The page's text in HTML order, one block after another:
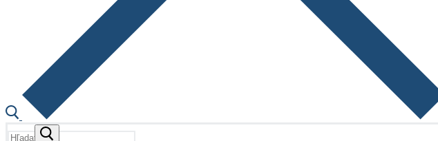
Hľadať: